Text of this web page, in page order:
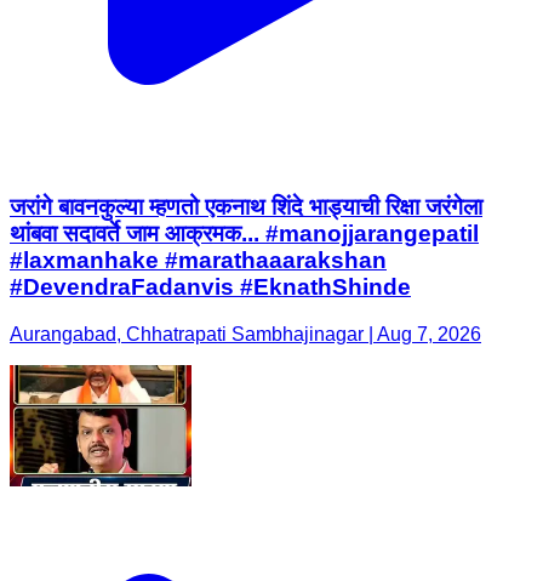
जरांगे बावनकुल्या म्हणतो एकनाथ शिंदे भाड्याची रिक्षा जरंगेला
थांबवा सदावर्ते जाम आक्रमक... #manojjarangepatil
#laxmanhake #marathaaarakshan
#DevendraFadanvis #EknathShinde
Aurangabad, Chhatrapati Sambhajinagar | Aug 7, 2026